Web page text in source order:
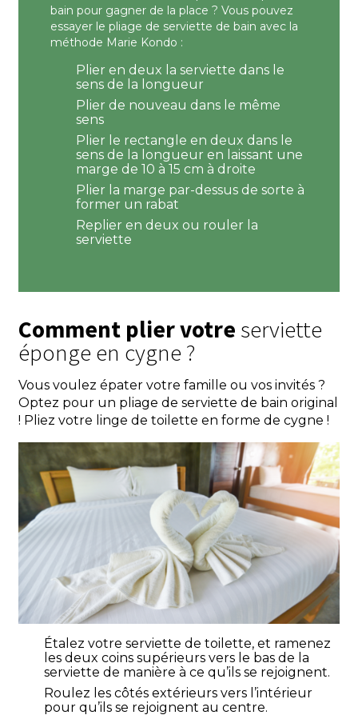
bain pour gagner de la place ? Vous pouvez
essayer le pliage de serviette de bain avec la
méthode Marie Kondo :
Plier en deux la serviette dans le
sens de la longueur
Plier de nouveau dans le même
sens
Plier le rectangle en deux dans le
sens de la longueur en laissant une
marge de 10 à 15 cm à droite
Plier la marge par-dessus de sorte à
former un rabat
Replier en deux ou rouler la
serviette
Comment plier votre serviette
éponge en cygne ?
Vous voulez épater votre famille ou vos invités ?
Optez pour un pliage de serviette de bain original
! Pliez votre linge de toilette en forme de cygne !
Étalez votre serviette de toilette, et ramenez
les deux coins supérieurs vers le bas de la
serviette de manière à ce qu’ils se rejoignent.
Roulez les côtés extérieurs vers l’intérieur
pour qu’ils se rejoignent au centre.